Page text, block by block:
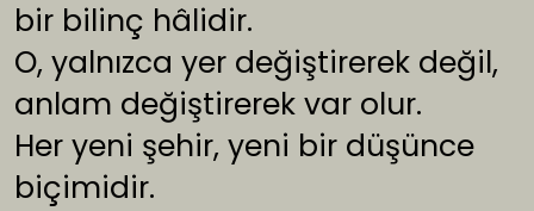
bir bilinç hâlidir.
O, yalnızca yer değiştirerek değil,
anlam değiştirerek var olur.
Her yeni şehir, yeni bir düşünce
biçimidir.